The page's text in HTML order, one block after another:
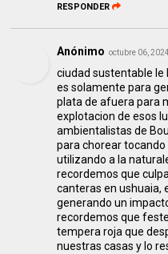
RESPONDER
Anónimo octubre 06, 2024
ciudad sustentable le
es solamente para
plata de afuera para
explotacion de esos
ambientalistas de
para chorear
utilizando a la
recordemos que
canteras en ushuaia,
generando un
recordemos que
tempera roja que
nuestras casas y lo